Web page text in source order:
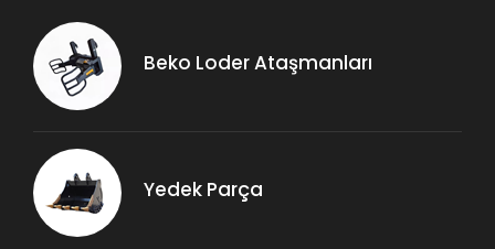
Beko Loder Ataşmanları
Yedek Parça